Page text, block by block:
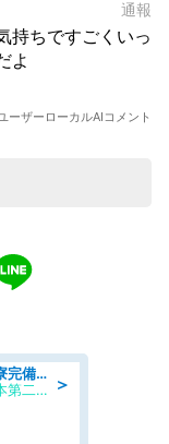
＞
自動車製品の機械加工・部品運搬/寮完備/日払い/工場・製造
UTエージェント株式会社AGT西日本第二CU